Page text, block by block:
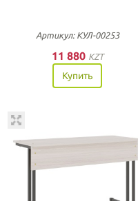
Артикул: КУЛ-00253
11 880 KZT
Купить